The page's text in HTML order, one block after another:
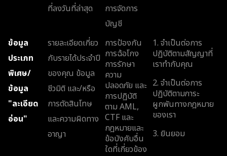
ที่ลงวันที่ล่าสุด
การจัดการ
บัญชี
ข้อมูล
ประเภท
พิเศษ/
ข้อมูล
"ละเอียด
อ่อน"
รายละเอียดเกี่ยว
กับรายได้ประจำปี
ของคุณ ข้อมูล
ชีวมิติ และ/หรือ
การตัดสินโทษ
และความผิดทาง
อาญา
การป้องกัน
การฉ้อโกง
การรักษา
ความ
ปลอดภัย และ
การปฏิบัติ
ตาม AML,
CTF และ
กฎหมายและ
ข้อบังคับอื่น
ใดที่เกี่ยวข้อง
1. จำเป็นต่อการ
ปฏิบัติตามสัญญาที่
เราทำกับคุณ
2. จำเป็นต่อการ
ปฏิบัติตามภาระ
ผูกพันทางกฎหมาย
ของเรา
3. ยินยอม